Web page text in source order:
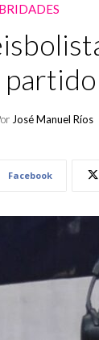
partido
José Manuel Ríos
Facebook